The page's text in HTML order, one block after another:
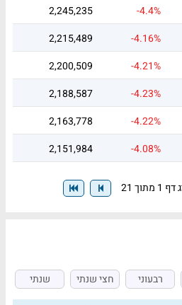
-4.4%
2,245,235
-4.16%
2,215,489
-4.21%
2,200,509
-4.23%
2,188,587
-4.22%
2,163,778
-4.08%
2,151,984
מתוך 21
רבעוני חצי שנתי שנתי